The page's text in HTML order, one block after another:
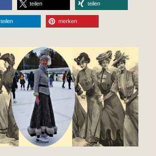
teilen teilen
teilen merken